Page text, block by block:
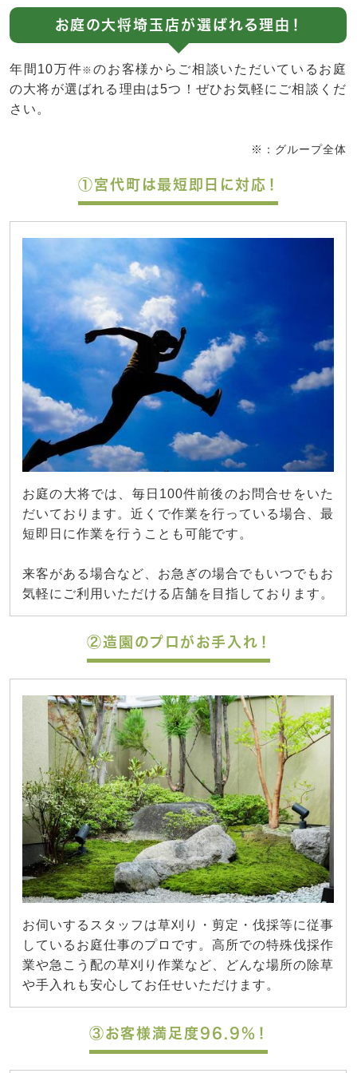
お庭の大将埼玉店が選ばれる理由！
年間10万件※のお客様からご相談いただいているお庭
の大将が選ばれる理由は5つ！ぜひお気軽にご相談くだ
さい。
※：グループ全体
①宮代町は最短即日に対応！
お庭の大将では、毎日100件前後のお問合せをいた
だいております。近くで作業を行っている場合、最
短即日に作業を行うことも可能です。
来客がある場合など、お急ぎの場合でもいつでもお
気軽にご利用いただける店舗を目指しております。
②造園のプロがお手入れ！
お伺いするスタッフは草刈り・剪定・伐採等に従事
しているお庭仕事のプロです。高所での特殊伐採作
業や急こう配の草刈り作業など、どんな場所の除草
や手入れも安心してお任せいただけます。
③お客様満足度96.9%！